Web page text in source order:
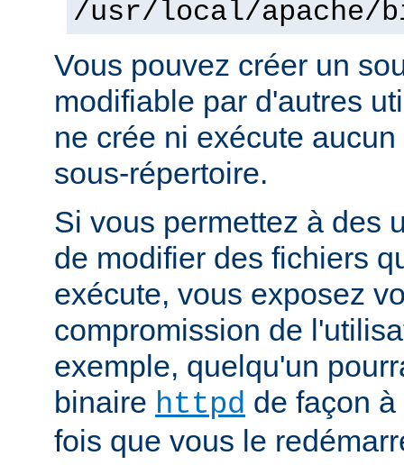
/usr/local/apache/
Vous pouvez créer un
modifiable par d'autres
ne crée ni exécute
sous-répertoire.
Si vous permettez à des
de modifier des fichiers
exécute, vous exposez
compromission de
exemple, quelqu'un
binaire httpd de façon
fois que vous le